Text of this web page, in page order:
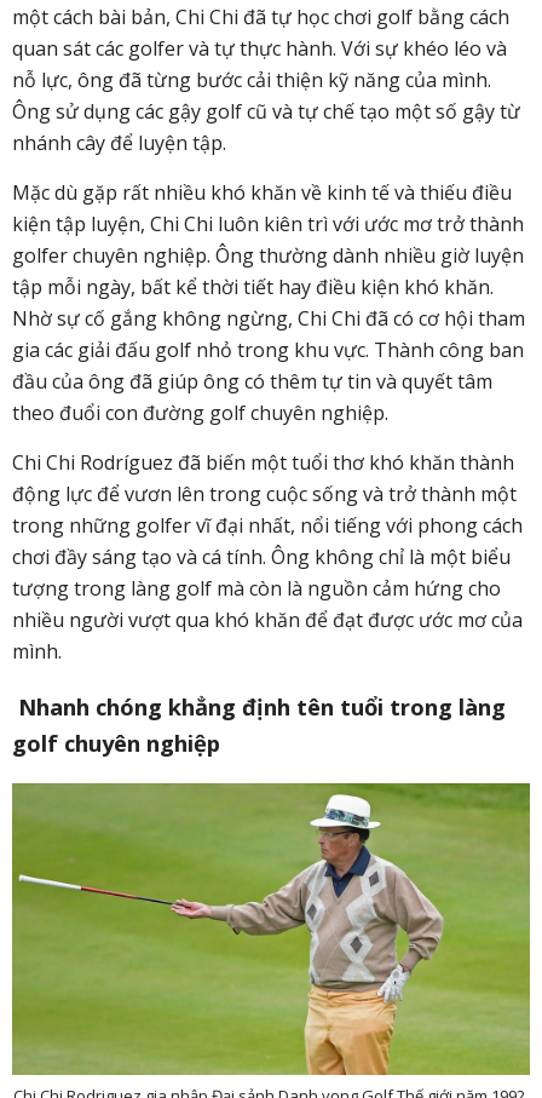
một cách bài bản, Chi Chi đã tự học chơi golf bằng cách
quan sát các golfer và tự thực hành. Với sự khéo léo và
nỗ lực, ông đã từng bước cải thiện kỹ năng của mình.
Ông sử dụng các gậy golf cũ và tự chế tạo một số gậy từ
nhánh cây để luyện tập.
Mặc dù gặp rất nhiều khó khăn về kinh tế và thiếu điều
kiện tập luyện, Chi Chi luôn kiên trì với ước mơ trở thành
golfer chuyên nghiệp. Ông thường dành nhiều giờ luyện
tập mỗi ngày, bất kể thời tiết hay điều kiện khó khăn.
Nhờ sự cố gắng không ngừng, Chi Chi đã có cơ hội tham
gia các giải đấu golf nhỏ trong khu vực. Thành công ban
đầu của ông đã giúp ông có thêm tự tin và quyết tâm
theo đuổi con đường golf chuyên nghiệp.
Chi Chi Rodríguez đã biến một tuổi thơ khó khăn thành
động lực để vươn lên trong cuộc sống và trở thành một
trong những golfer vĩ đại nhất, nổi tiếng với phong cách
chơi đầy sáng tạo và cá tính. Ông không chỉ là một biểu
tượng trong làng golf mà còn là nguồn cảm hứng cho
nhiều người vượt qua khó khăn để đạt được ước mơ của
mình.
Nhanh chóng khẳng định tên tuổi trong làng
golf chuyên nghiệp